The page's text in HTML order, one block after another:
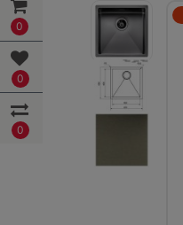
0
0
0